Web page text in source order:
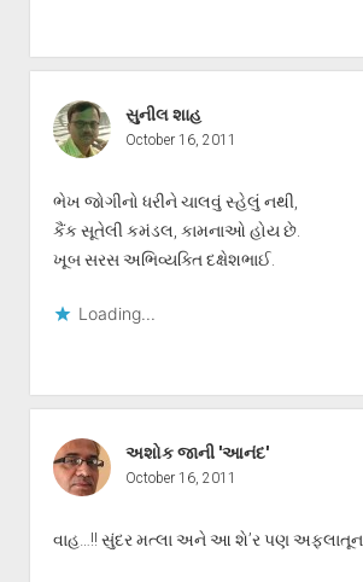
સુનીલ શાહ
October 16, 2011
ભેખ જોગીનો ધરીને ચાલવું સ્હેલું નથી,
કૈંક સૂતેલી કમંડલ, કામનાઓ હોય છે.
ખૂબ સરસ અભિવ્યક્તિ દક્ષેશભાઈ.
Loading...
અશોક જાની 'આનંદ'
October 16, 2011
વાહ…!! સુંદર મત્લા અને આ શે’ર પણ અફલાતૂન